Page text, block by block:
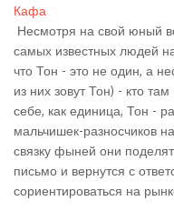
Кафа
Несмотря на свой юный
самых известных людей
что Тон - это не один, а
из них зовут Тон) - кто
себе, как единица, Тон -
мальчишек-разносчиков
связку фыней они
письмо и вернутся с
сориентироваться на